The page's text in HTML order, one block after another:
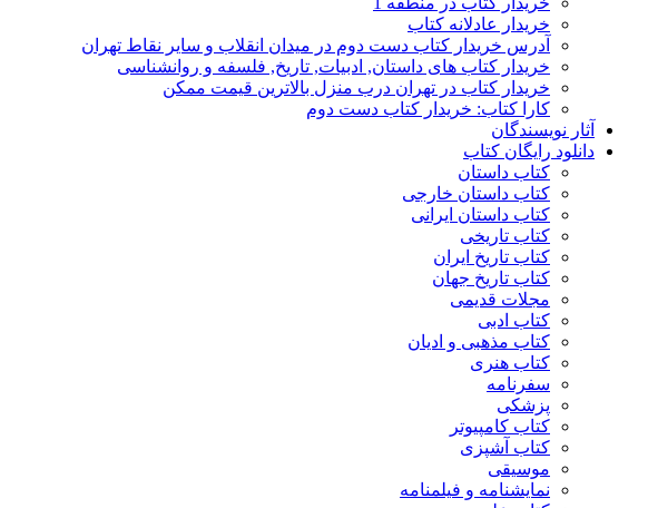
خریدار عادلانه کتاب
آدرس خریدار کتاب دست دوم در میدان انقلاب و سایر نقاط تهران
خریدار کتاب های داستان, ادبیات, تاریخ, فلسفه و روانشناسی
خریدار کتاب در تهران درب منزل بالاترین قیمت ممکن
کارا کتاب: خریدار کتاب دست دوم
آثار نویسندگان
دانلود رایگان کتاب
کتاب داستان
کتاب داستان خارجی
کتاب داستان ایرانی
کتاب تاریخی
کتاب تاریخ ایران
کتاب تاریخ جهان
مجلات قدیمی
کتاب ادبی
کتاب مذهبی و ادیان
کتاب هنری
سفرنامه
پزشکی
کتاب کامپیوتر
کتاب آشپزی
موسیقی
نمایشنامه و فیلمنامه